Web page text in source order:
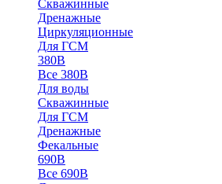
Скважинные
Дренажные
Циркуляционные
Для ГСМ
380В
Все 380В
Для воды
Скважинные
Для ГСМ
Дренажные
Фекальные
690В
Все 690В